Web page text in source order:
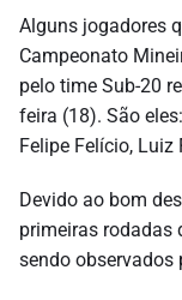
Alguns jogadores
Campeonato
pelo time Sub-20
feira (18). São
Felipe Felício, Luiz
Devido ao bom
primeiras rodadas
sendo